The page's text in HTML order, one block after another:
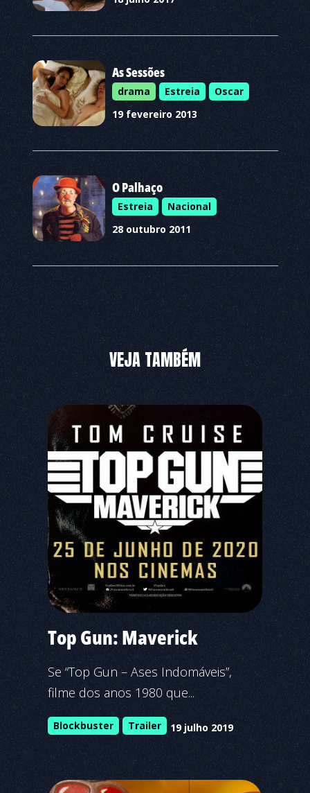
As Sessões
drama Estreia
Oscar
19 fevereiro 2013
O Palhaço
Estreia
Nacional
28 outubro 2011
VEJA TAMBÉM
Top Gun: Maverick
Se “Top Gun – Ases Indomáveis”,
filme dos anos 1980 que...
Blockbuster Trailer 19 julho 2019